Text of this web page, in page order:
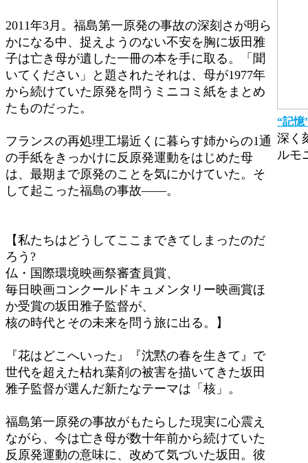
2011年3月。福島第一原発の事故の深刻さが明ら
かになる中、捉えようのない不安を胸に坂田雅
子は亡き母が遺した一冊の本を手に取る。「聞
いてください」と題されたそれは、母が1977年
から続けていた原発を問うミニコミ紙をまとめ
たものだった。
フランスの再処理工場近くに暮らす姉からの1通
の手紙をきっかけに反原発運動をはじめた母
は、最期まで原発のことを気にかけていた。そ
して起こった福島の事故——。
【私たちはどうしてここまできてしまったのだ
ろう?
仏・国際環境映画祭審査員賞、
毎日映画コンクールドキュメンタリー映画賞ほ
か受賞の坂田雅子監督が、
核の時代とその未来を問う旅に出る。】
『花はどこへいった』『沈黙の春を生きて』で
世代を超えた枯れ葉剤の被害を描いてきた坂田
雅子監督が選んだ新たなテーマは「核」。
福島第一原発の事故がもたらした現実に心震え
ながら、今は亡き母が数十年前から続けていた
反原発運動の意味に、改めて気づいた坂田。彼
“記憶
深く
ルモ